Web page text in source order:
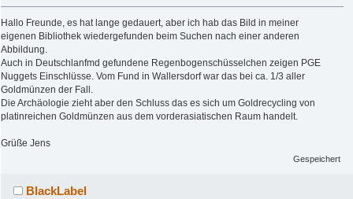
Hallo Freunde, es hat lange gedauert, aber ich hab das Bild in meiner
eigenen Bibliothek wiedergefunden beim Suchen nach einer anderen
Abbildung.
Auch in Deutschlanfmd gefundene Regenbogenschüsselchen zeigen PGE
Nuggets Einschlüsse. Vom Fund in Wallersdorf war das bei ca. 1/3 aller
Goldmünzen der Fall.
Die Archäologie zieht aber den Schluss das es sich um Goldrecycling von
platinreichen Goldmünzen aus dem vorderasiatischen Raum handelt.
Grüße Jens
Gespeichert
BlackLabel